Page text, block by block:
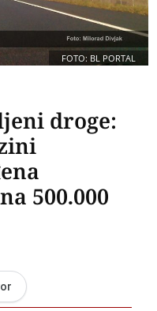
FOTO: BL PORTAL
droge:
500.000